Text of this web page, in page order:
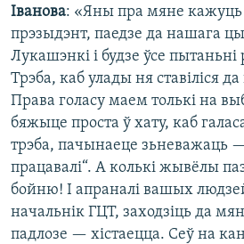
Іванова: «Яны пра мяне кажуць
прэзыдэнт, паедзе да нашага
Лукашэнкі і будзе ўсе
Трэба, каб улады ня ставіліся
Права голасу маем толькі на
бяжыце проста ў хату, каб
трэба, пачынаеце зьневажаць
працавалі“. А колькі жывёлы
бойню! І апраналі вашых
начальнік ГЦТ, заходзіць да
падлозе — хістаецца. Сеў на